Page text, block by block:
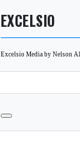
EXCELSIO
Excelsio Media by Nelson